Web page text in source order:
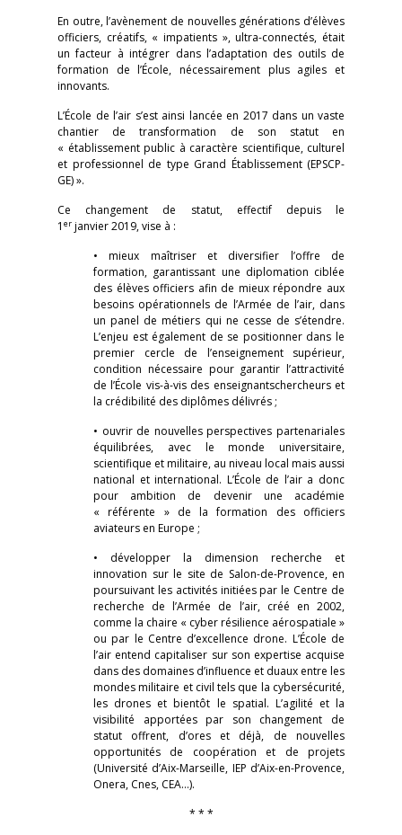
En outre, l’avènement de nouvelles générations d’élèves
officiers, créatifs, « impatients », ultra-connectés, était
un facteur à intégrer dans l’adaptation des outils de
formation de l’École, nécessairement plus agiles et
innovants.
L’École de l’air s’est ainsi lancée en 2017 dans un vaste
chantier de transformation de son statut en
« établissement public à caractère scientifique, culturel
et professionnel de type Grand Établissement (EPSCP-
GE) ».
Ce changement de statut, effectif depuis le
1 er janvier 2019, vise à :
• mieux maîtriser et diversifier l’offre de
formation, garantissant une diplomation ciblée
des élèves officiers afin de mieux répondre aux
besoins opérationnels de l’Armée de l’air, dans
un panel de métiers qui ne cesse de s’étendre.
L’enjeu est également de se positionner dans le
premier cercle de l’enseignement supérieur,
condition nécessaire pour garantir l’attractivité
de l’École vis-à-vis des enseignantschercheurs et
la crédibilité des diplômes délivrés ;
• ouvrir de nouvelles perspectives partenariales
équilibrées, avec le monde universitaire,
scientifique et militaire, au niveau local mais aussi
national et international. L’École de l’air a donc
pour ambition de devenir une académie
« référente » de la formation des officiers
aviateurs en Europe ;
• développer la dimension recherche et
innovation sur le site de Salon-de-Provence, en
poursuivant les activités initiées par le Centre de
recherche de l’Armée de l’air, créé en 2002,
comme la chaire « cyber résilience aérospatiale »
ou par le Centre d’excellence drone. L’École de
l’air entend capitaliser sur son expertise acquise
dans des domaines d’influence et duaux entre les
mondes militaire et civil tels que la cybersécurité,
les drones et bientôt le spatial. L’agilité et la
visibilité apportées par son changement de
statut offrent, d’ores et déjà, de nouvelles
opportunités de coopération et de projets
(Université d’Aix-Marseille, IEP d’Aix-en-Provence,
Onera, Cnes, CEA…).
* * *